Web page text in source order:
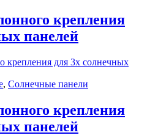
крепления
панелей
, Солнечные панели
крепления
панелей